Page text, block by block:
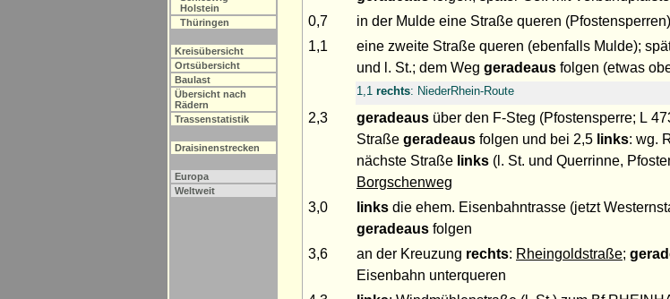
Holstein
Thüringen
Kreisübersicht
Ortsübersicht
Baulast
Übersicht nach
Rädern
Trassenstatistik
Draisinenstrecken
Europa
Weltweit
0,7
in der Mulde eine Straße queren
1,1
eine zweite Straße queren (ebenfalls Mulde);
und l. St.; dem Weg geradeaus folgen (etwas
1,1 rechts: NiederRhein-Route
2,3 geradeaus über den F-Steg (Pfostensperre; L
Straße geradeaus folgen und bei 2,5 links: wg.
nächste Straße links (l. St. und Querrinne,
Borgschenweg
3,0
links die ehem. Eisenbahntrasse (jetzt
geradeaus folgen
3,6
an der Kreuzung rechts: Rheingoldstraße;
Eisenbahn unterqueren